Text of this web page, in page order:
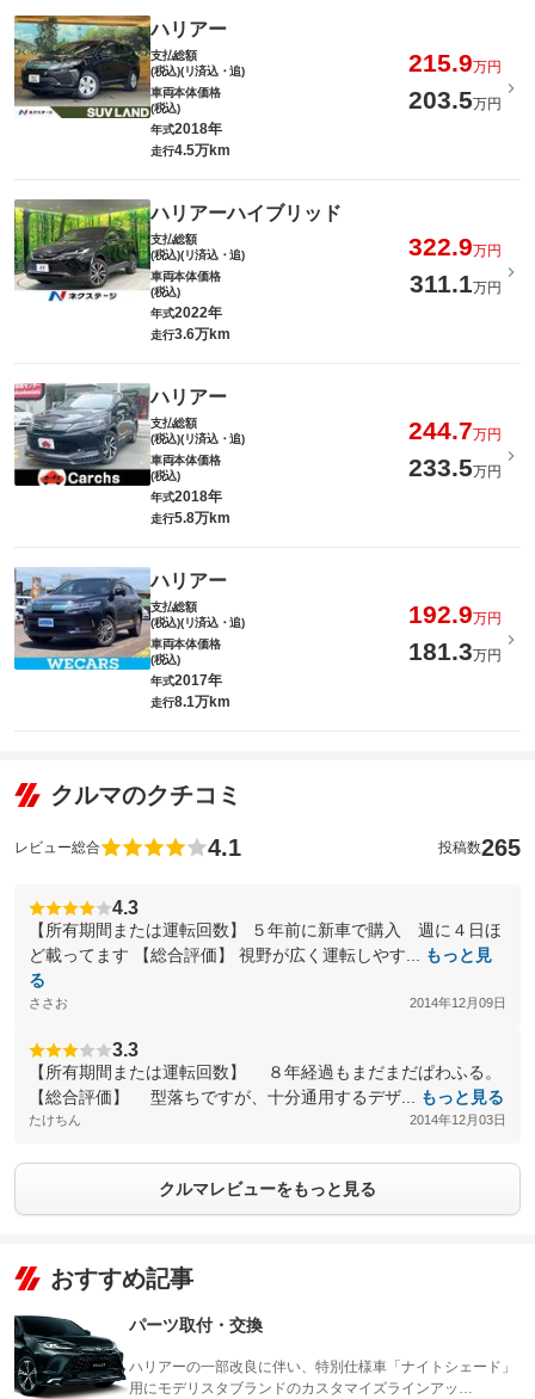
ハリアー
支払総額
(税込)(リ済込・追)
215.9万円
車両本体価格
(税込)
203.5万円
年式2018年
走行4.5万km
ハリアーハイブリッド
支払総額
(税込)(リ済込・追)
322.9万円
車両本体価格
(税込)
311.1万円
年式2022年
走行3.6万km
ハリアー
支払総額
(税込)(リ済込・追)
244.7万円
車両本体価格
(税込)
233.5万円
年式2018年
走行5.8万km
ハリアー
支払総額
(税込)(リ済込・追)
192.9万円
車両本体価格
(税込)
181.3万円
年式2017年
走行8.1万km
クルマのクチコミ
レビュー総合 4.1 投稿数265
4.3
【所有期間または運転回数】 ５年前に新車で購入 週に４日ほ
ど載ってます 【総合評価】 視野が広く運転しやす...
もっと見
る
ささお 2014年12月09日
3.3
【所有期間または運転回数】 ８年経過もまだまだぱわふる。
【総合評価】 型落ちですが、十分通用するデザ...
もっと見る
たけちん 2014年12月03日
クルマレビューをもっと見る
おすすめ記事
パーツ取付・交換
ハリアーの一部改良に伴い、特別仕様車「ナイトシェード」
用にモデリスタブランドのカスタマイズラインアッ…